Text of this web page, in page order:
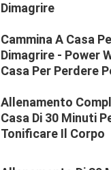
Dimagrire
Cammina A Casa
Dimagrire - Power
Casa Per Perdere
Allenamento
Casa Di 30 Minuti
Tonificare Il Corpo